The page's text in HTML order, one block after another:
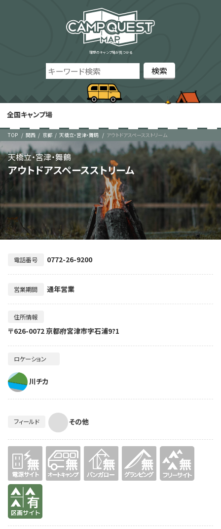
理想のキャンプ場が見つかる
全国キャンプ場
TOP 関西 京都 天橋立・宮津・舞鶴 アウトドアスペースストリーム
アウトドアスペースストリーム
天橋立・宮津・舞鶴
電話番号 0772-26-9200
営業期間 通年営業
住所情報
〒626-0072 京都府宮津市字石浦9?1
ロケーション
川チカ
フィールド その他
無 無
有り